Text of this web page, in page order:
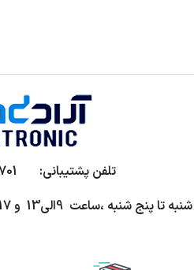
تلفن پشتیبانی: 09132365701
شنبه تا پنج شنبه ،ساعت 9الی13 و 17 الی 20 پاسخگوی شما هستیم